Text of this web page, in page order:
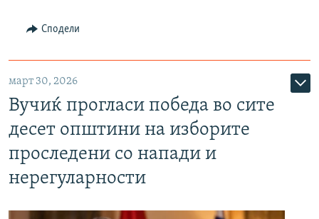
Сподели
март 30, 2026
Вучиќ прогласи победа во сите
десет општини на изборите
проследени со напади и
нерегуларности